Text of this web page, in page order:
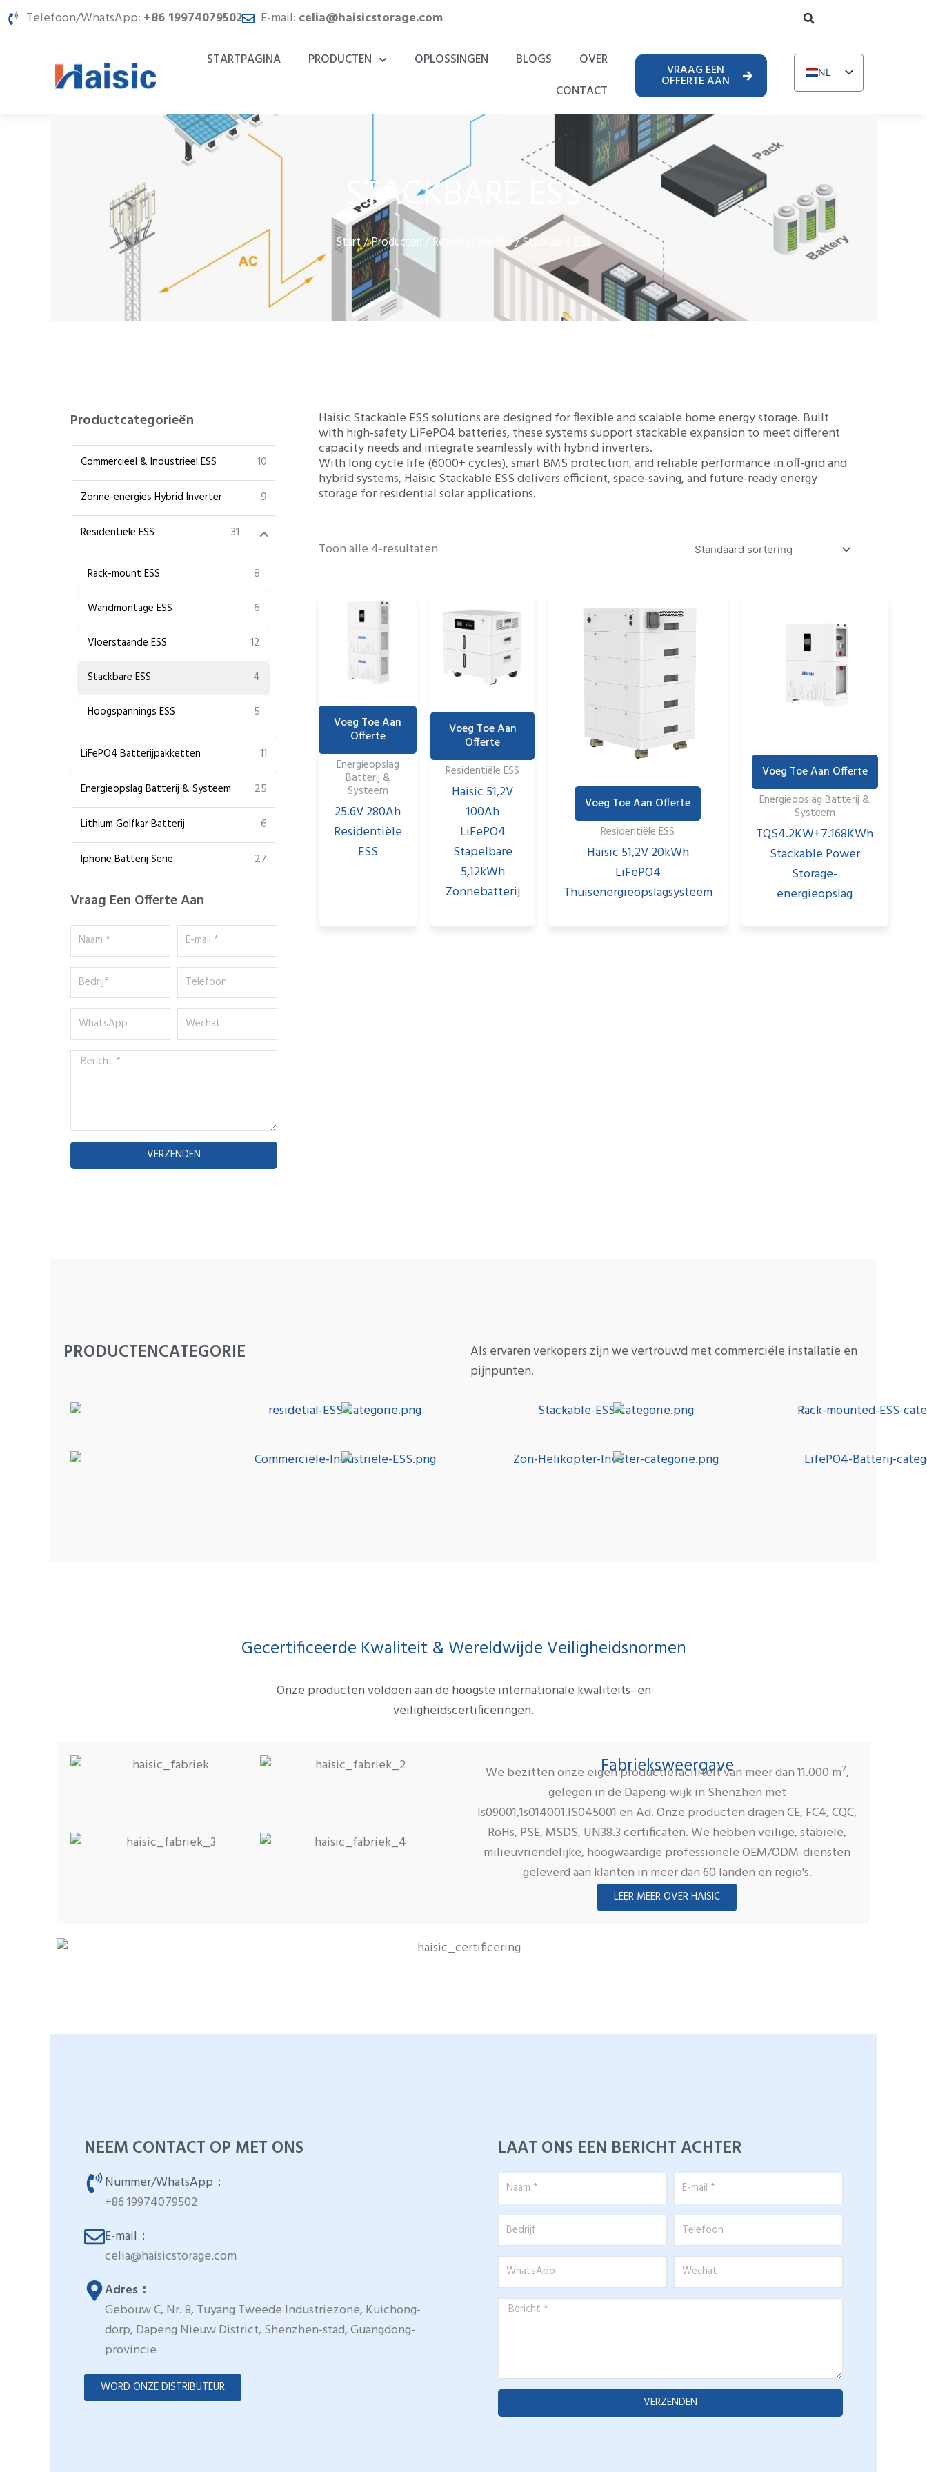
Spring
naar
Telefoon/WhatsApp: +86 19974079502 E-mail: celia@haisicstorage.com
STARTPAGINA PRODUCTEN OPLOSSINGEN BLOGS
OVER
CONTACT
VRAAG EEN
OFFERTE AAN
NL
EN
FR
RU
AR
PL
STACKBARE ESS
Start/Producten/Residentiële ESS/ Stackable ESS
Productcategorieën
Commercieel & Industrieel ESS 10
Zonne-energies Hybrid Inverter 9
Residentiële ESS 31
Rack-mount ESS 8
Wandmontage ESS 6
Vloerstaande ESS 12
Stackbare ESS 4
Hoogspannings ESS 5
LiFePO4 Batterijpakketten 11
Energieopslag Batterij & Systeem 25
Lithium Golfkar Batterij 6
Iphone Batterij Serie 27
Vraag Een Offerte Aan
Naam
*
E-
mail
*
Bedrijf Telefoon
WhatsApp Wechat
Bericht
VERZENDEN
Haisic Stackable ESS solutions are designed for flexible and scalable home energy storage. Built
with high-safety LiFePO4 batteries, these systems support stackable expansion to meet different
capacity needs and integrate seamlessly with hybrid inverters.
With long cycle life (6000+ cycles), smart BMS protection, and reliable performance in off-grid and
hybrid systems, Haisic Stackable ESS delivers efficient, space-saving, and future-ready energy
storage for residential solar applications.
Toon alle 4-resultaten
Voeg Toe Aan
Offerte
Energieopslag
Batterij &
Systeem
25.6V 280Ah
Residentiële
ESS
Voeg Toe Aan
Offerte
Residentiële ESS
Haisic 51,2V
100Ah
LiFePO4
Stapelbare
5,12kWh
Zonnebatterij
Voeg Toe Aan Offerte
Residentiële ESS
Haisic 51,2V 20kWh
LiFePO4
Thuisenergieopslagsysteem
Voeg Toe Aan Offerte
Energieopslag Batterij &
Systeem
TQS4.2KW+7.168KWh
Stackable Power
Storage-
energieopslag
PRODUCTENCATEGORIE
Als ervaren verkopers zijn we vertrouwd met commerciële installatie en
pijnpunten.
Gecertificeerde Kwaliteit & Wereldwijde Veiligheidsnormen
Onze producten voldoen aan de hoogste internationale kwaliteits- en
veiligheidscertificeringen.
Fabrieksweergave
We bezitten onze eigen productiefaciliteit van meer dan 11.000 m²,
gelegen in de Dapeng-wijk in Shenzhen met
ls09001,1s014001.IS045001 en Ad. Onze producten dragen CE, FC4, CQC,
RoHs, PSE, MSDS, UN38.3 certificaten. We hebben veilige, stabiele,
milieuvriendelijke, hoogwaardige professionele OEM/ODM-diensten
geleverd aan klanten in meer dan 60 landen en regio's.
LEER MEER OVER HAISIC
NEEM CONTACT OP MET ONS
Nummer/WhatsApp：
+86 19974079502
E-mail：
celia@haisicstorage.com
Adres：
Gebouw C, Nr. 8, Tuyang Tweede Industriezone, Kuichong-
dorp, Dapeng Nieuw District, Shenzhen-stad, Guangdong-
provincie
WORD ONZE DISTRIBUTEUR
LAAT ONS EEN BERICHT ACHTER
Naam
*
E-
mail
*
Bedrijf Telefoon
WhatsApp Wechat
Bericht
VERZENDEN